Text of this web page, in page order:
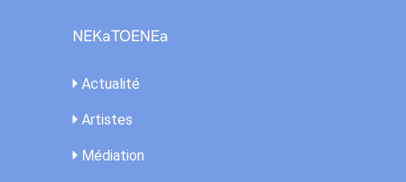
NEKaTOENEa
Actualité
Artistes
Médiation